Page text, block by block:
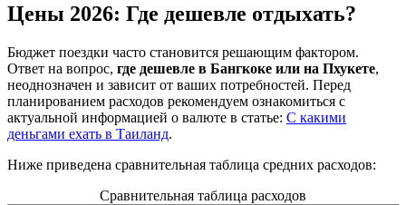
Цены 2026: Где дешевле отдыхать?
Бюджет поездки часто становится решающим фактором.
Ответ на вопрос, где дешевле в Бангкоке или на Пхукете,
неоднозначен и зависит от ваших потребностей. Перед
планированием расходов рекомендуем ознакомиться с
актуальной информацией о валюте в статье: С какими
деньгами ехать в Таиланд.
Ниже приведена сравнительная таблица средних расходов:
Сравнительная таблица расходов